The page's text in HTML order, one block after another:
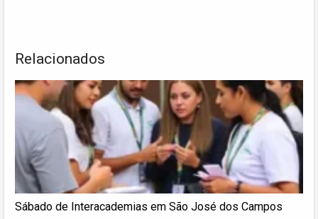
Relacionados
Sábado de Interacademias em São José dos Campos